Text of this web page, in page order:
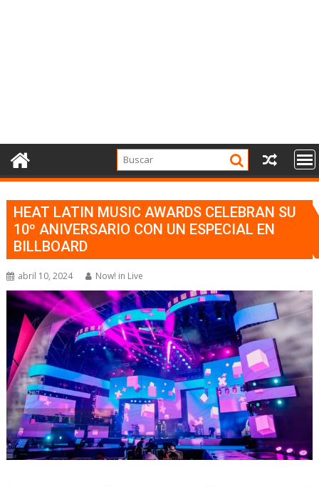
HEAT LATIN MUSIC AWARDS CELEBRAN SU
10º ANIVERSARIO CON UN ESPECIAL EN
BILLBOARD
abril 10, 2024 Now! in Live